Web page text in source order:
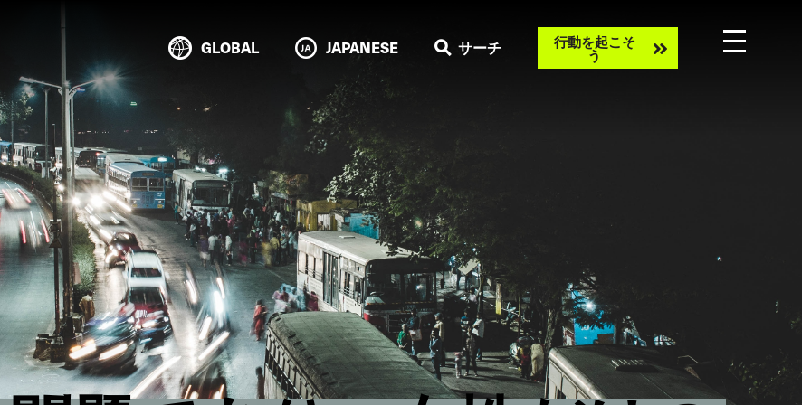
GLOBAL JAPANESE サーチ
Take
action
行動を起こそ
う